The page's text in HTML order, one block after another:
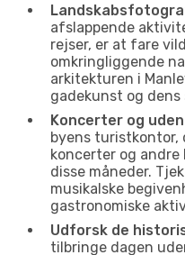
afslappende
rejser, er at fare
omkringliggende
arkitekturen i
gadekunst og dens
Koncerter og
byens turistkontor,
koncerter og
disse måneder.
musikalske
gastronomiske
Udforsk de
tilbringe dagen